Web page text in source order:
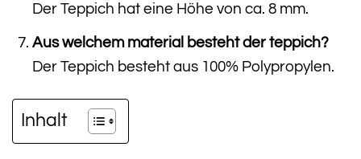
Der Teppich hat eine Höhe von ca. 8 mm.
Aus welchem material besteht der teppich?
Der Teppich besteht aus 100% Polypropylen.
Inhalt